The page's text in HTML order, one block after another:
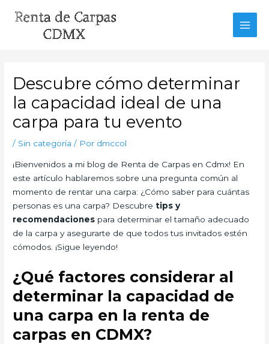
Descubre cómo determinar
la capacidad ideal de una
carpa para tu evento
/ Sin categoría / Por dmccol
¡Bienvenidos a mi blog de Renta de Carpas en Cdmx! En
este artículo hablaremos sobre una pregunta común al
momento de rentar una carpa: ¿Cómo saber para cuántas
personas es una carpa? Descubretips y
recomendaciones para determinar el tamaño adecuado
de la carpa y asegurarte de que todos tus invitados estén
cómodos. ¡Sigue leyendo!
¿Qué factores considerar al
determinar la capacidad de
una carpa en la renta de
carpas en CDMX?